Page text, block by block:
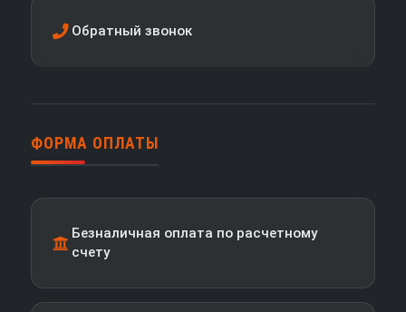
Обратный звонок
ФОРМА ОПЛАТЫ
Безналичная оплата по расчетному
счету